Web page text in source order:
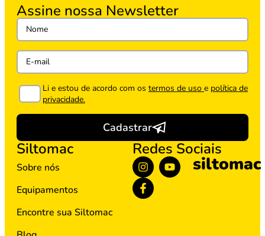
Assine nossa Newsletter
Li e estou de acordo com os termos de uso e política de
privacidade.
Cadastrar
Siltomac
Sobre nós
Equipamentos
Encontre sua Siltomac
Redes Sociais
siltomac